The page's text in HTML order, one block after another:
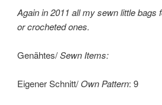
Again in 2011 all my sewn little
or crocheted ones.
Genähtes/Sewn Items:
Eigener Schnitt/ Own Pattern: 9